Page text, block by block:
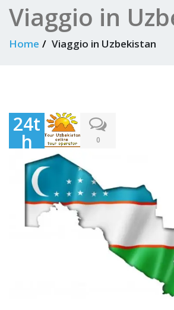
Viaggio in
Home Viaggio in Uzbekistan
24t
h
Oct
obe
r
202
5
0